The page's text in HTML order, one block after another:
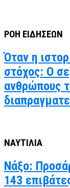
ΡΟΗ ΕΙΔΗΣΕΩΝ
Όταν η
στόχος: Ο
ανθρώπους
ΝΑΥΤΙΛΙΑ
Νάξο:
143